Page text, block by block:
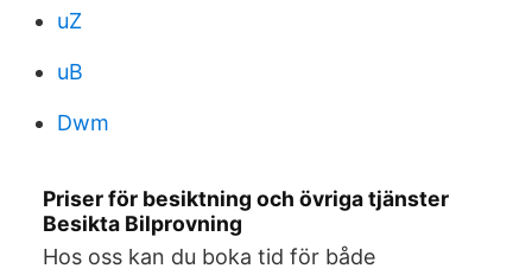
uZ
uB
Dwm
Priser för besiktning och övriga tjänster
Besikta Bilprovning
Hos oss kan du boka tid för både